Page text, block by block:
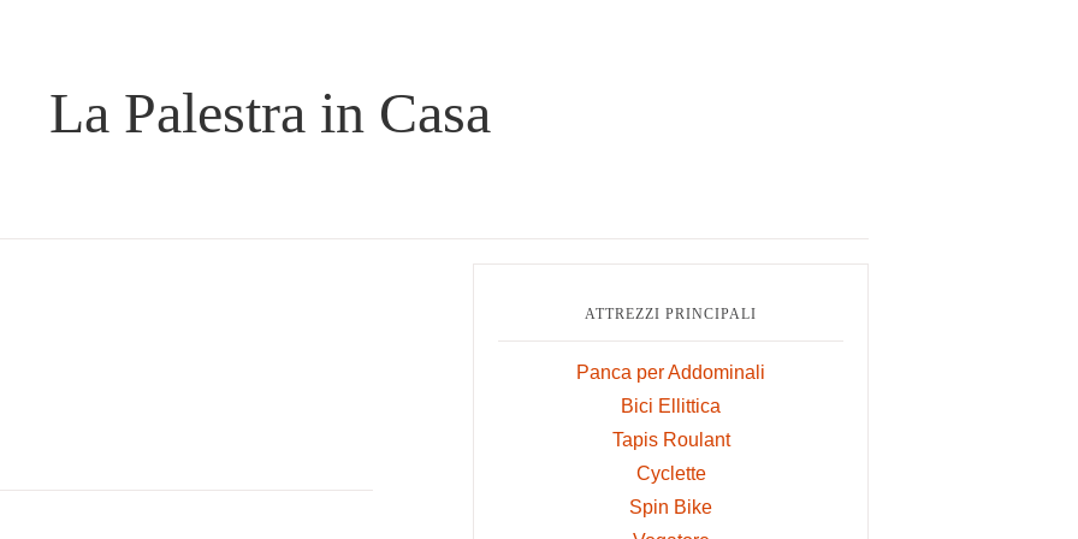
La Palestra in Casa
Primary
ATTREZZI PRINCIPALI
Panca per Addominali
Bici Ellittica
Tapis Roulant
Cyclette
Spin Bike